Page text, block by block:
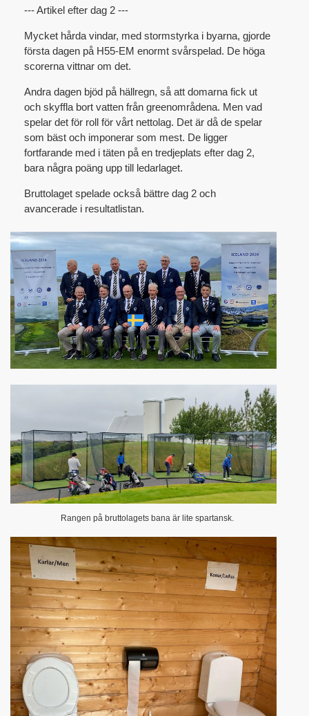
--- Artikel efter dag 2 ---
Mycket hårda vindar, med stormstyrka i byarna, gjorde
första dagen på H55-EM enormt svårspelad. De höga
scorerna vittnar om det.
Andra dagen bjöd på hällregn, så att domarna fick ut
och skyffla bort vatten från greenområdena. Men vad
spelar det för roll för vårt nettolag. Det är då de spelar
som bäst och imponerar som mest. De ligger
fortfarande med i täten på en tredjeplats efter dag 2,
bara några poäng upp till ledarlaget.
Bruttolaget spelade också bättre dag 2 och
avancerade i resultatlistan.
Rangen på bruttolagets bana är lite spartansk.